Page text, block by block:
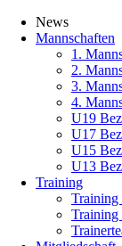
überspringen
News
Mannschaften
1.
2.
3.
4.
U19
U17
U15
U13
Training